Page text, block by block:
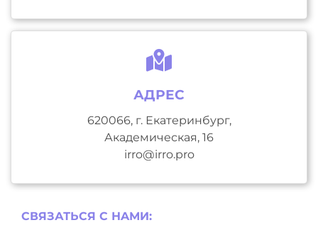
АДРЕС
620066, г. Екатеринбург,
Академическая, 16
irro@irro.pro
СВЯЗАТЬСЯ С НAМИ: